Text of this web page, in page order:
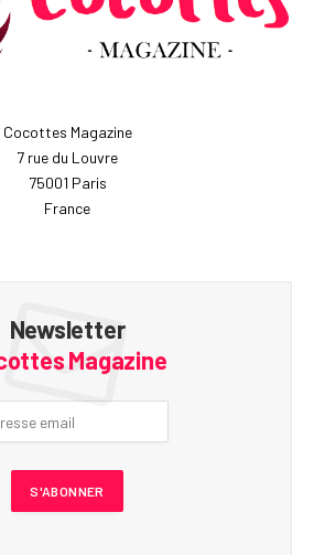
Cocottes Magazine
7 rue du Louvre
75001 Paris
France
Newsletter
Magazine